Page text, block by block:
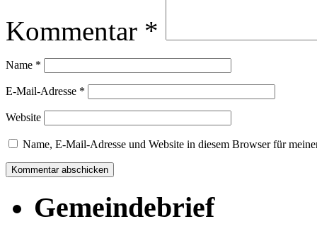
Kommentar *
Name *
E-Mail-Adresse *
Website
Name, E-Mail-Adresse und Website in diesem Browser für
Gemeindebrief